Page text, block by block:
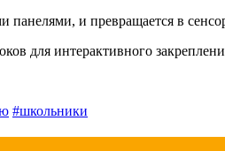
панелями, и превращается в
для интерактивного
#школьники